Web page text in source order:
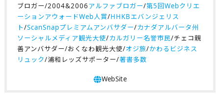
ブロガー/2004&2006アルファブロガー/第5回Webクリエ
ーションアウォードWeb人賞/HHKBエバンジェリス
ト/ScanSnapプレミアムアンバサダー/カナダアルバータ州
ソーシャルメディア観光大使/カルガリー名誉市民/チェコ親
善アンバサダー/おくなわ観光大使/オジ旅/かわるビジネス
リュック/浦和レッズサポーター/著書多数